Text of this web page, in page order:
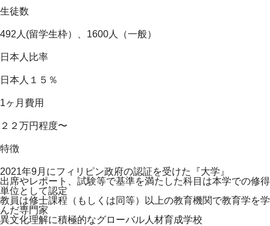
生徒数
492人(留学生枠）、1600人（一般）
日本人比率
日本人１５％
1ヶ月費用
２２万円程度〜
特徴
2021年9月にフィリピン政府の認証を受けた『大学』
出席やレポート、試験等で基準を満たした科目は本学での修得
単位として認定
教員は修士課程（もしくは同等）以上の教育機関で教育学を学
んだ専門家
異文化理解に積極的なグローバル人材育成学校